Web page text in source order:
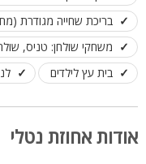
בריכת שחייה מגודרת
משחקי שולחן: טניס,
בית עץ לילדים
אודות אחוזת נטלי